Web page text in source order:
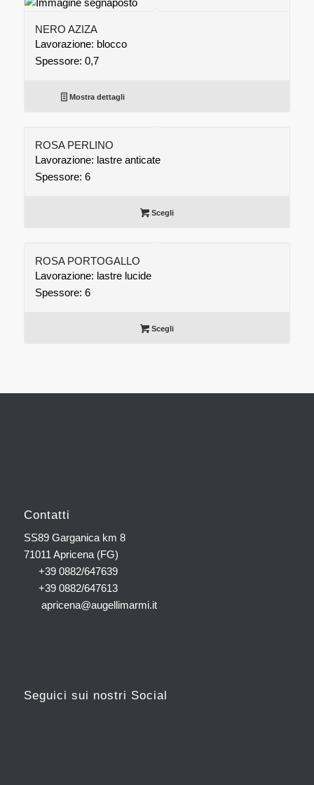
NERO AZIZA
Lavorazione: blocco
Spessore: 0,7
Mostra dettagli
ROSA PERLINO
Lavorazione: lastre anticate
Spessore: 6
Scegli
ROSA PORTOGALLO
Lavorazione: lastre lucide
Spessore: 6
Scegli
Contatti
SS89 Garganica km 8
71011 Apricena (FG)
+39 0882/647639
+39 0882/647613
apricena@augellimarmi.it
Seguici sui nostri Social